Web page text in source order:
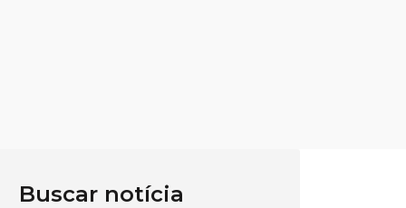
Buscar notícia